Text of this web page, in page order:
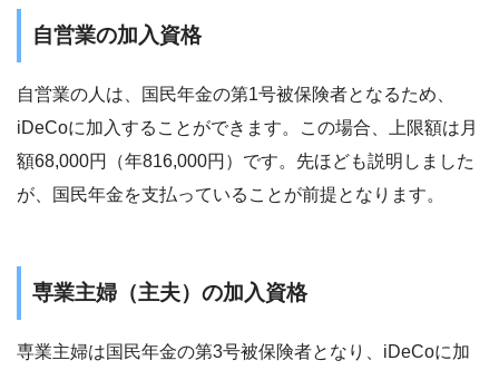
自営業の加入資格
自営業の人は、国民年金の第1号被保険者となるため、
iDeCoに加入することができます。この場合、上限額は月
額68,000円（年816,000円）です。先ほども説明しました
が、国民年金を支払っていることが前提となります。
専業主婦（主夫）の加入資格
専業主婦は国民年金の第3号被保険者となり、iDeCoに加